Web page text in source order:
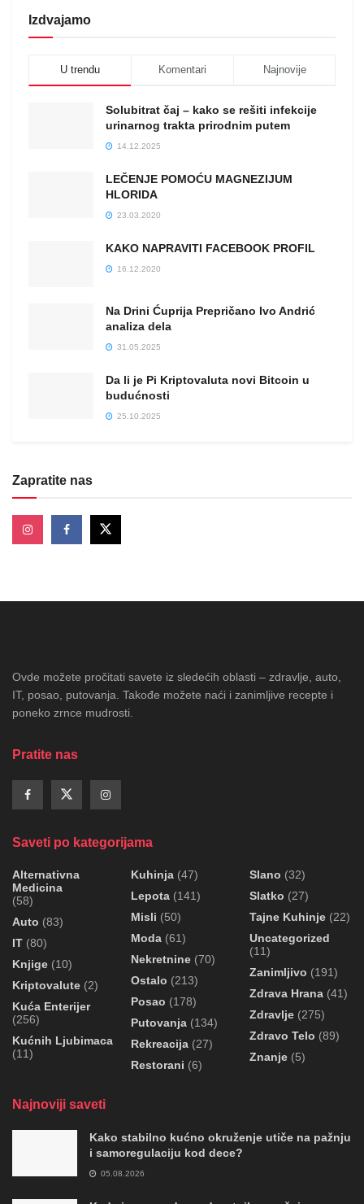
Izdvajamo
U trendu Komentari Najnovije
Solubitrat čaj – kako se rešiti infekcije
urinarnog trakta prirodnim putem
14.12.2025
LEČENJE POMOĆU MAGNEZIJUM
HLORIDA
23.03.2020
KAKO NAPRAVITI FACEBOOK PROFIL
16.12.2020
Na Drini Ćuprija Prepričano Ivo Andrić
analiza dela
31.05.2025
Da li je Pi Kriptovaluta novi Bitcoin u
budućnosti
25.10.2025
Zapratite nas
Ovde možete pročitati savete iz sledećih oblasti – zdravlje, auto,
IT, posao, putovanja. Takođe možete naći i zanimljive recepte i
poneko zrnce mudrosti.
Pratite nas
Saveti po kategorijama
Alternativna
Medicina
(58)
Auto (83)
IT (80)
Knjige (10)
Kriptovalute (2)
Kuća Enterijer
(256)
Kućnih Ljubimaca
(11)
Kuhinja (47)
Lepota (141)
Misli (50)
Moda (61)
Nekretnine (70)
Ostalo (213)
Posao (178)
Putovanja (134)
Rekreacija (27)
Restorani (6)
Slano (32)
Slatko (27)
Tajne Kuhinje (22)
Uncategorized
(11)
Zanimljivo (191)
Zdrava Hrana (41)
Zdravlje (275)
Zdravo Telo (89)
Znanje (5)
Najnoviji saveti
Kako stabilno kućno okruženje utiče na pažnju
i samoregulaciju kod dece?
05.08.2026